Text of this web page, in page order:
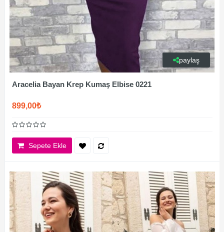
paylaş
Aracelia Bayan Krep Kumaş Elbise 0221
899,00₺
Sepete Ekle